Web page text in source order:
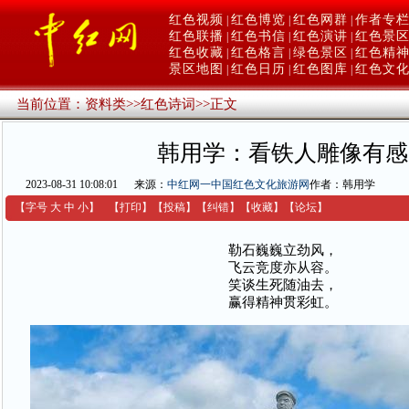
红色视频 红色博览 红色网群 作者专栏
红色联播 红色书信 红色演讲 红色景区
红色收藏 红色格言 绿色景区
红色精神
景区地图
红色日历 红色图库 红色文化
当前位置：资料类>>红色诗词>>正文
韩用学：看铁人雕像有感
2023-08-31 10:08:01 来源： 中红网一中国红色文化旅游网作者：韩用学
【字号 大 中 小】 【打印 】 【投稿】 【纠错】 【收藏】 【论坛】
勒石巍巍立劲风，
飞云竞度亦从容。
笑谈生死随油去，
赢得精神贯彩虹。